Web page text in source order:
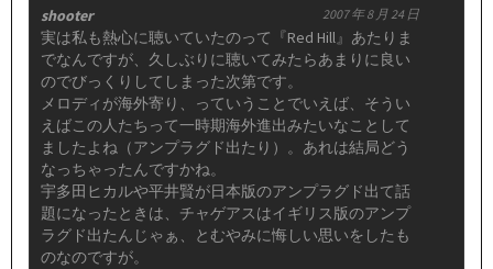
shooter 2007 年 8 月 24 日
実は私も熱心に聴いていたのって『Red Hill』あたりま
でなんですが、久しぶりに聴いてみたらあまりに良い
のでびっくりしてしまった次第です。
メロディが海外寄り、っていうことでいえば、そうい
えばこの人たちって一時期海外進出みたいなことして
ましたよね（アンプラグド出たり）。あれは結局どう
なっちゃったんですかね。
宇多田ヒカルや平井賢が日本版のアンプラグド出て話
題になったときは、チャゲアスはイギリス版のアンプ
ラグド出たんじゃぁ、とむやみに悔しい思いをしたも
のなのですが。